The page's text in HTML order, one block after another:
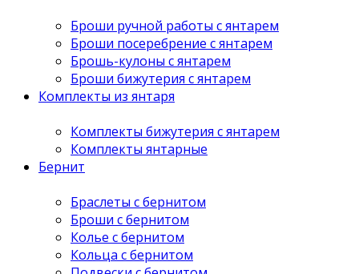
Броши ручной работы с янтарем
Броши посеребрение с янтарем
Брошь-кулоны с янтарем
Броши бижутерия с янтарем
Комплекты из янтаря
Комплекты бижутерия с янтарем
Комплекты янтарные
Бернит
Браслеты с бернитом
Броши с бернитом
Колье с бернитом
Кольца с бернитом